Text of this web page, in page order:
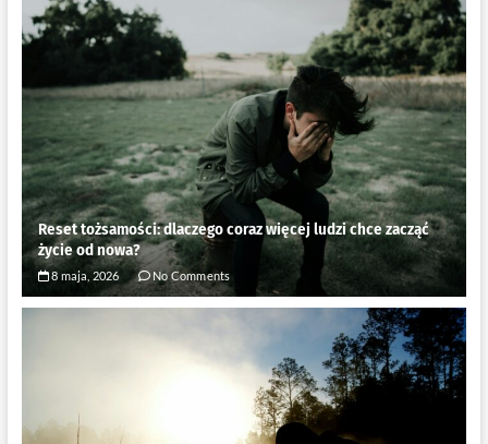
Reset tożsamości: dlaczego coraz więcej ludzi chce zacząć
życie od nowa?
8 maja, 2026 No Comments